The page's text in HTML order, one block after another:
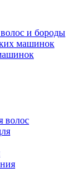
и бороды
машинок
волос